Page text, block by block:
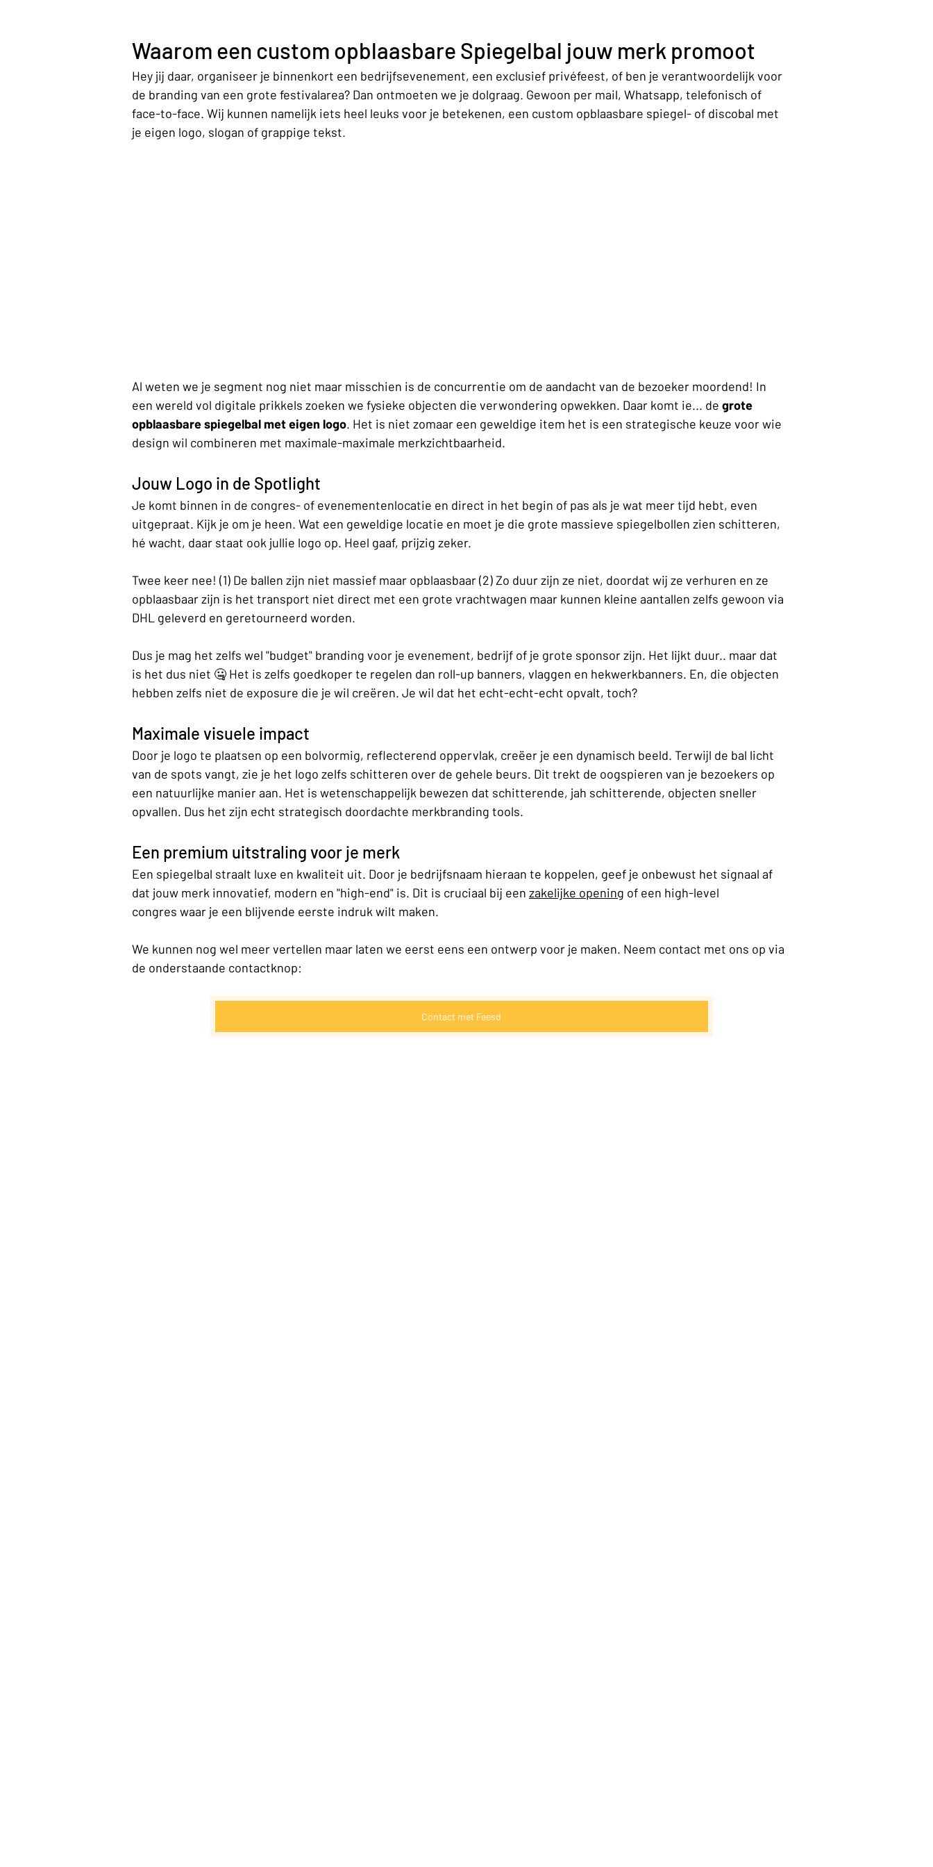
Waarom een custom opblaasbare Spiegelbal jouw merk promoot
Hey jij daar, organiseer je binnenkort een bedrijfsevenement, een exclusief privéfeest, of ben je verantwoordelijk voor
de branding van een grote festivalarea? Dan ontmoeten we je dolgraag. Gewoon per mail, Whatsapp, telefonisch of
face-to-face. Wij kunnen namelijk iets heel leuks voor je betekenen, een custom opblaasbare spiegel- of discobal met
je eigen logo, slogan of grappige tekst.
Al weten we je segment nog niet maar misschien is de concurrentie om de aandacht van de bezoeker moordend! In
een wereld vol digitale prikkels zoeken we fysieke objecten die verwondering opwekken. Daar komt ie... de grote
opblaasbare spiegelbal met eigen logo. Het is niet zomaar een geweldige item het is een strategische keuze voor wie
design wil combineren met maximale-maximale merkzichtbaarheid.
Jouw Logo in de Spotlight
Je komt binnen in de congres- of evenementenlocatie en direct in het begin of pas als je wat meer tijd hebt, even
uitgepraat. Kijk je om je heen. Wat een geweldige locatie en moet je die grote massieve spiegelbollen zien schitteren,
hé wacht, daar staat ook jullie logo op. Heel gaaf, prijzig zeker.
Twee keer nee! (1) De ballen zijn niet massief maar opblaasbaar (2) Zo duur zijn ze niet, doordat wij ze verhuren en ze
opblaasbaar zijn is het transport niet direct met een grote vrachtwagen maar kunnen kleine aantallen zelfs gewoon via
DHL geleverd en geretourneerd worden.
Dus je mag het zelfs wel "budget" branding voor je evenement, bedrijf of je grote sponsor zijn. Het lijkt duur.. maar dat
is het dus niet 🤐 Het is zelfs goedkoper te regelen dan roll-up banners, vlaggen en hekwerkbanners. En, die objecten
hebben zelfs niet de exposure die je wil creëren. Je wil dat het echt-echt-echt opvalt, toch?
Maximale visuele impact
Door je logo te plaatsen op een bolvormig, reflecterend oppervlak, creëer je een dynamisch beeld. Terwijl de bal licht
van de spots vangt, zie je het logo zelfs schitteren over de gehele beurs. Dit trekt de oogspieren van je bezoekers op
een natuurlijke manier aan. Het is wetenschappelijk bewezen dat schitterende, jah schitterende, objecten sneller
opvallen. Dus het zijn echt strategisch doordachte merkbranding tools.
Een premium uitstraling voor je merk
Een spiegelbal straalt luxe en kwaliteit uit. Door je bedrijfsnaam hieraan te koppelen, geef je onbewust het signaal af
dat jouw merk innovatief, modern en "high-end" is. Dit is cruciaal bij een zakelijke opening of een high-level
congres waar je een blijvende eerste indruk wilt maken.
We kunnen nog wel meer vertellen maar laten we eerst eens een ontwerp voor je maken. Neem contact met ons op via
de onderstaande contactknop:
Contact met Feesd